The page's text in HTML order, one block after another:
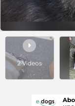

2 Videos